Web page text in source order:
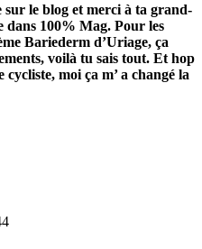
sur le blog et merci à ta grand-
dans 100% Mag. Pour les
Bariederm d’Uriage, ça
voilà tu sais tout. Et hop
cycliste, moi ça m’ a changé la